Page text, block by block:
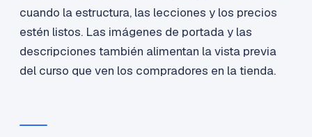
cuando la estructura, las lecciones y los precios
estén listos. Las imágenes de portada y las
descripciones también alimentan la vista previa
del curso que ven los compradores en la tienda.